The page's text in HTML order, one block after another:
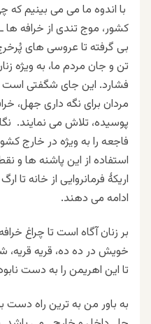
با اندوه ما می می بینیم
کشور، موج تندی از خرافه ها
بی گرفته تا عروسی های
تن و جان مردم ما، به ویژه
فشارد. این جای شگفتی است
مردان برای نگه داری جهل،
پوسیده، تلاش می نمایند.
فاجعه را به ویژه در خارج
استفاده از این پاشنه ها و
اریکهٔ فرمانروایی از خانه تا
ادامه می دهند.
بر زنان آگاه است تا چراغ
خویش در ده ده، قریه قریه،
تا این اهریمن را به دست
به باور من به ترین راه